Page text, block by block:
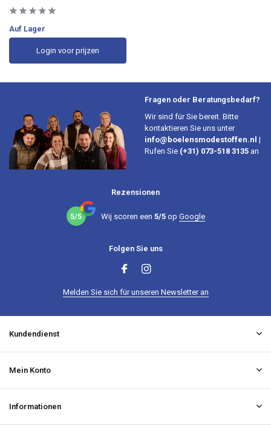
Auf Lager
Login voor prijzen
Fragen oder Beratungsbedarf?
Wir sind für Sie bereit. Bitte
kontaktieren Sie uns unter
info@boelensmodestoffen.nl |
Rufen Sie (+31) 073-518 3135 an
Rezensionen
5/5 Wij scoren een 5/5op Google
Folgen Sie uns
Melden Sie sich für unseren Newsletter an
Kundendienst
Mein Konto
Informationen